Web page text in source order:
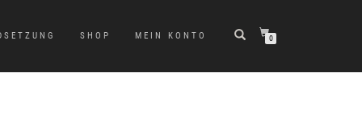
SHOP MEIN KONTO 0